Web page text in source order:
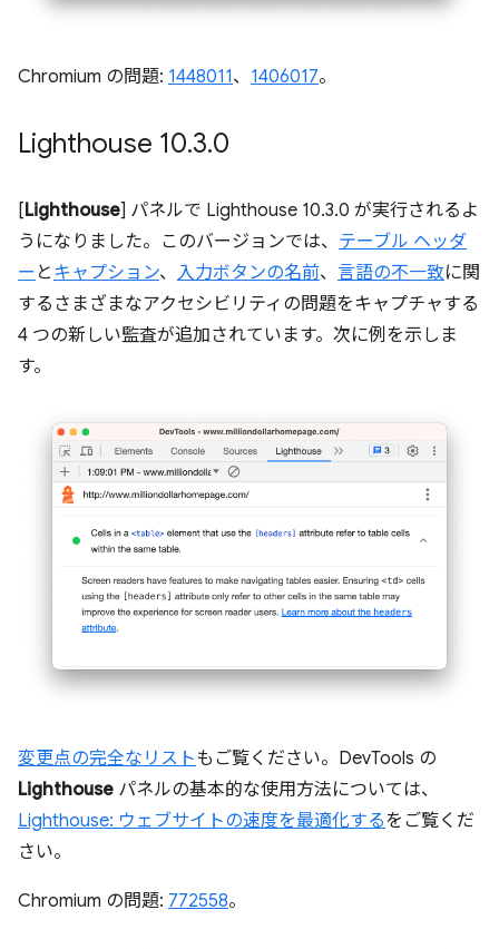
Chromium の問題: 1448011、 1406017。
Lighthouse 10.3.0
[Lighthouse] パネルで Lighthouse 10.3.0 が実行されるよ
うになりました。このバージョンでは、 テーブル ヘッダ
ー と キャプション、 入力ボタンの名前、 言語の不一致に関
するさまざまなアクセシビリティの問題をキャプチャする
4 つの新しい監査が追加されています。次に例を示しま
す。
変更点の完全なリストもご覧ください。DevTools の
Lighthouse パネルの基本的な使用方法については、
Lighthouse: ウェブサイトの速度を最適化するをご覧くだ
さい。
Chromium の問題: 772558。